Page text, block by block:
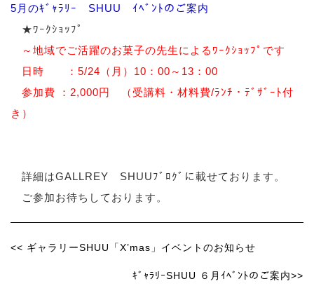
実績・受賞歴
5月のｷﾞｬﾗﾘｰ SHUU ｲﾍﾞﾝﾄのご案内
★ﾜｰｸｼｮｯﾌﾟ
～地域でご活躍のお菓子の先生によるﾜｰｸｼｮｯﾌﾟです
日時 ：5/24（月）10：00～13：00
参加費 ：2,000円 （受講料・材料費/ﾗﾝﾁ・ﾃﾞｻﾞｰﾄ付
き）
詳細はGALLREY SHUUﾌﾞﾛｸﾞに載せております。
ご参加お待ちしております。
<< ギャラリーSHUU「X’mas」イベントのお知らせ
ｷﾞｬﾗﾘｰSHUU ６月ｲﾍﾞﾝﾄのご案内>>